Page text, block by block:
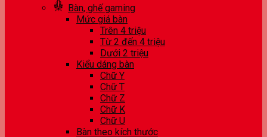
Bàn, ghế gaming
Mức giá bàn
Trên 4 triệu
Từ 2 đến 4 triệu
Dưới 2 triệu
Kiểu dáng bàn
Chữ Y
Chữ T
Chữ Z
Chữ K
Chữ U
Bàn theo kích thước